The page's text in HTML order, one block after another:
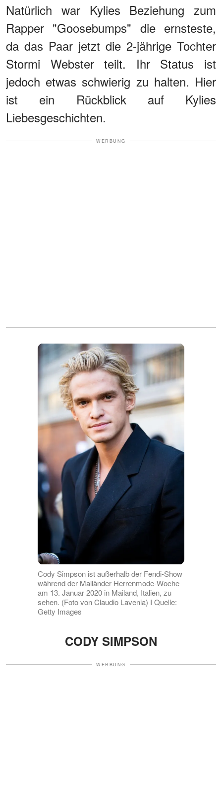
Natürlich war Kylies Beziehung zum
Rapper "Goosebumps" die ernsteste,
da das Paar jetzt die 2-jährige Tochter
Stormi Webster teilt. Ihr Status ist
jedoch etwas schwierig zu halten. Hier
ist ein Rückblick auf Kylies
Liebesgeschichten.
WERBUNG
Cody Simpson ist außerhalb der Fendi-Show
während der Mailänder Herrenmode-Woche
am 13. Januar 2020 in Mailand, Italien, zu
sehen. (Foto von Claudio Lavenia) I Quelle:
Getty Images
CODY SIMPSON
WERBUNG